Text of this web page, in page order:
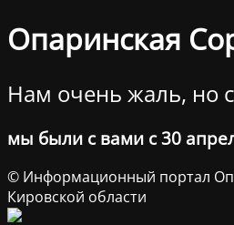
Опаринская
Нам очень жаль, но
мы были с вами с 30
© Информационный портал
Кировской области